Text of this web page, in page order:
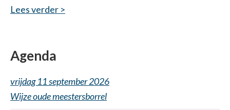
op
de
Lees verder >
Agenda
vrijdag 11 september 2026
Wijze oude meestersborrel